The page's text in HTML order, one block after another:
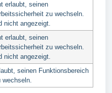
erlaubt, seinen
zu wechseln.
nicht angezeigt.
erlaubt, seinen
zu wechseln.
nicht angezeigt.
seinen Funktionsbereich
wechseln.